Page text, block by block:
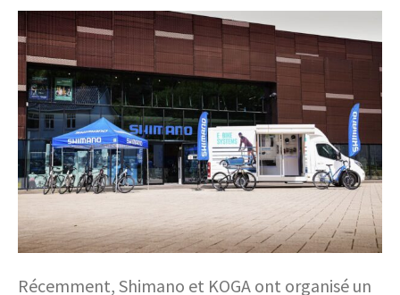
Récemment, Shimano et KOGA ont organisé un